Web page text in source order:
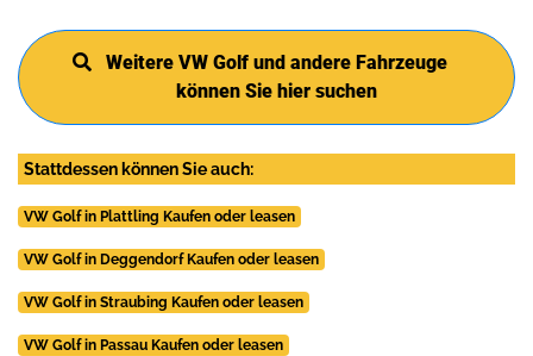
Weitere VW Golf und andere Fahrzeuge
können Sie hier suchen
Stattdessen können Sie auch:
VW Golf in Plattling Kaufen oder leasen
VW Golf in Deggendorf Kaufen oder leasen
VW Golf in Straubing Kaufen oder leasen
VW Golf in Passau Kaufen oder leasen